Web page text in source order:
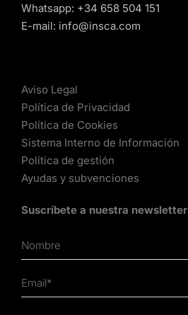
Whatsapp: +34 658 504 151
E-mail: info@insca.com
Aviso Legal
Política de Privacidad
Política de Cookies
Sistema Interno de Información
Política de gestión
Ayudas y subvenciones
Suscríbete a nuestra newsletter